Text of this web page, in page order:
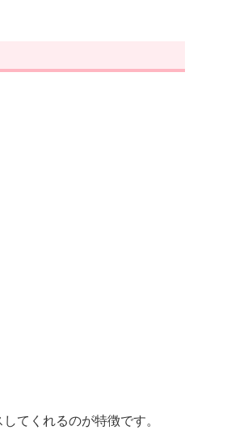
てくれるのが特徴です。